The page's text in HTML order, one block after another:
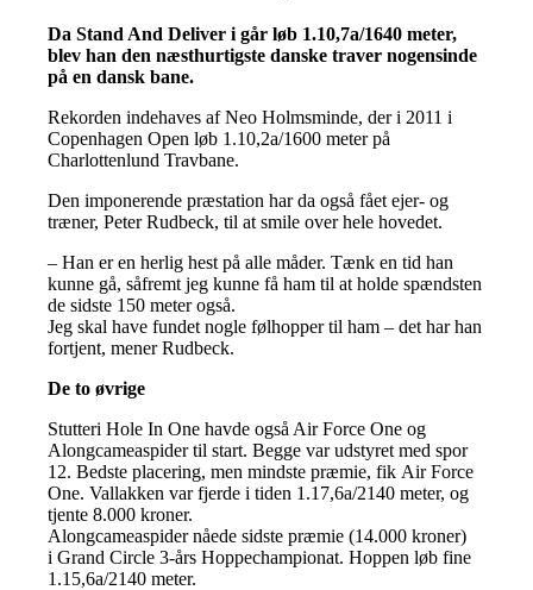
Da Stand And Deliver i går løb 1.10,7a/1640 meter,
blev han den næsthurtigste danske traver nogensinde
på en dansk bane.
Rekorden indehaves af Neo Holmsminde, der i 2011 i
Copenhagen Open løb 1.10,2a/1600 meter på
Charlottenlund Travbane.
Den imponerende præstation har da også fået ejer- og
træner, Peter Rudbeck, til at smile over hele hovedet.
– Han er en herlig hest på alle måder. Tænk en tid han
kunne gå, såfremt jeg kunne få ham til at holde spændsten
de sidste 150 meter også.
Jeg skal have fundet nogle følhopper til ham – det har han
fortjent, mener Rudbeck.
De to øvrige
Stutteri Hole In One havde også Air Force One og
Alongcameaspider til start. Begge var udstyret med spor
12. Bedste placering, men mindste præmie, fik Air Force
One. Vallakken var fjerde i tiden 1.17,6a/2140 meter, og
tjente 8.000 kroner.
Alongcameaspider nåede sidste præmie (14.000 kroner)
i Grand Circle 3-års Hoppechampionat. Hoppen løb fine
1.15,6a/2140 meter.